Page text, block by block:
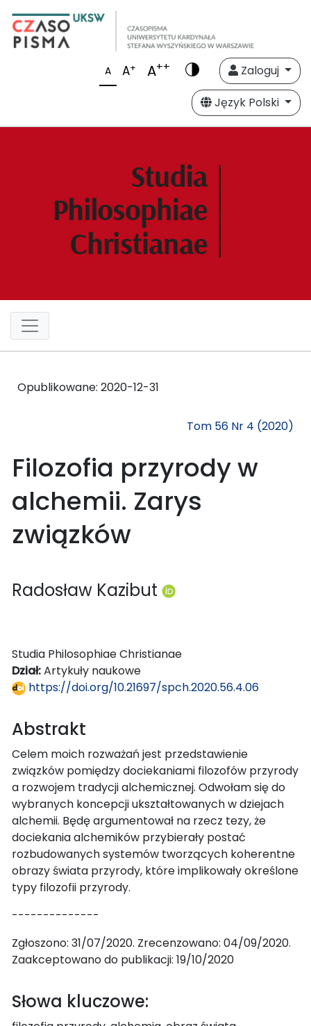
A A+ A++
Zaloguj
Język Polski
Opublikowane: 2020-12-31
Tom 56 Nr 4 (2020)
Filozofia przyrody w
alchemii. Zarys
związków
Radosław Kazibut
Studia Philosophiae Christianae
Dział:Artykuły naukowe
https://doi.org/10.21697/spch.2020.56.4.06
Abstrakt
Celem moich rozważań jest przedstawienie
związków pomiędzy dociekaniami filozofów przyrody
a rozwojem tradycji alchemicznej. Odwołam się do
wybranych koncepcji ukształtowanych w dziejach
alchemii. Będę argumentował na rzecz tezy, że
dociekania alchemików przybierały postać
rozbudowanych systemów tworzących koherentne
obrazy świata przyrody, które implikowały określone
typy filozofii przyrody.
--------------
Zgłoszono: 31/07/2020. Zrecenzowano: 04/09/2020.
Zaakceptowano do publikacji: 19/10/2020
Słowa kluczowe: